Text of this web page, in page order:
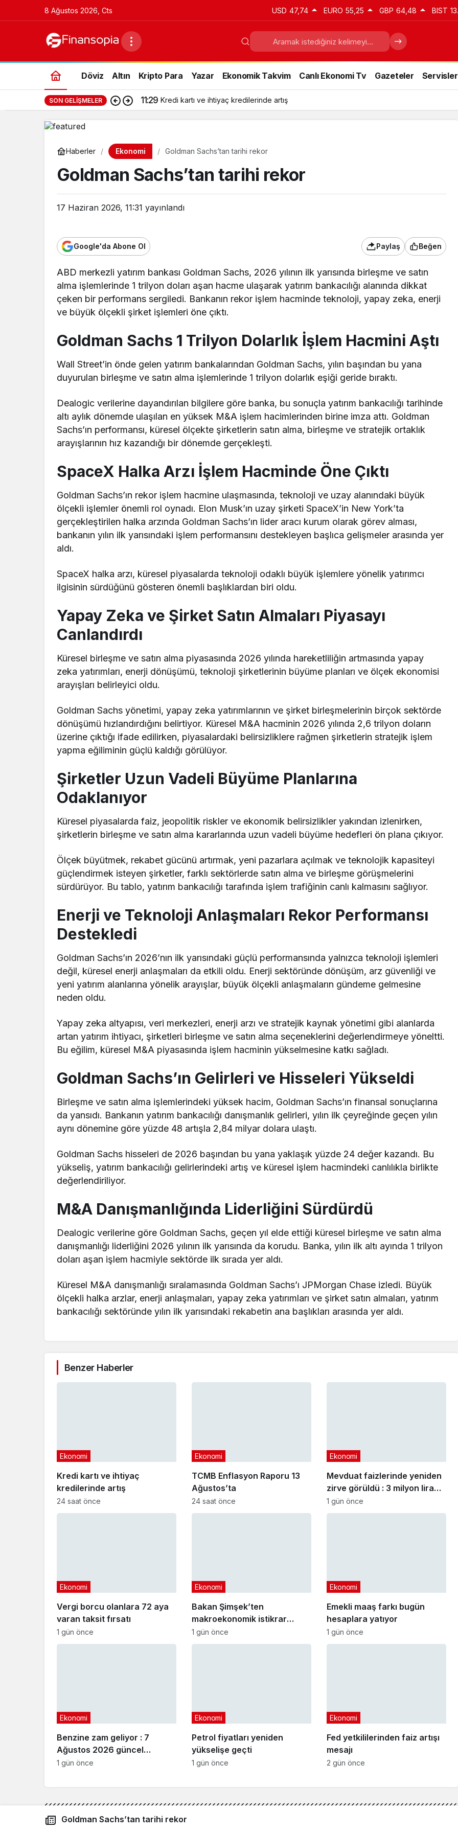
8 Ağustos 2026, Cts USD 47,74 EURO 55,25 GBP 64,48 BIST
Döviz Altın Kripto Para Yazar Ekonomik Takvim Canlı Ekonomi Tv Gazeteler Servisler
SON GELIŞMELER 11:29 Kredi kartı ve ihtiyaç kredilerinde artış
Haberler Ekonomi Goldman Sachs’tan tarihi rekor
Goldman Sachs’tan tarihi rekor
17 Haziran 2026, 11:31 yayınlandı
Google'da Abone Ol Paylaş Beğen
ABD merkezli yatırım bankası Goldman Sachs, 2026 yılının ilk yarısında birleşme ve satın
alma işlemlerinde 1 trilyon doları aşan hacme ulaşarak yatırım bankacılığı alanında dikkat
çeken bir performans sergiledi. Bankanın rekor işlem hacminde teknoloji, yapay zeka, enerji
ve büyük ölçekli şirket işlemleri öne çıktı.
Goldman Sachs 1 Trilyon Dolarlık İşlem Hacmini Aştı
Wall Street’in önde gelen yatırım bankalarından Goldman Sachs, yılın başından bu yana
duyurulan birleşme ve satın alma işlemlerinde 1 trilyon dolarlık eşiği geride bıraktı.
Dealogic verilerine dayandırılan bilgilere göre banka, bu sonuçla yatırım bankacılığı tarihinde
altı aylık dönemde ulaşılan en yüksek M&A işlem hacimlerinden birine imza attı. Goldman
Sachs’ın performansı, küresel ölçekte şirketlerin satın alma, birleşme ve stratejik ortaklık
arayışlarının hız kazandığı bir dönemde gerçekleşti.
SpaceX Halka Arzı İşlem Hacminde Öne Çıktı
Goldman Sachs’ın rekor işlem hacmine ulaşmasında, teknoloji ve uzay alanındaki büyük
ölçekli işlemler önemli rol oynadı. Elon Musk’ın uzay şirketi SpaceX’in New York’ta
gerçekleştirilen halka arzında Goldman Sachs’ın lider aracı kurum olarak görev alması,
bankanın yılın ilk yarısındaki işlem performansını destekleyen başlıca gelişmeler arasında yer
aldı.
SpaceX halka arzı, küresel piyasalarda teknoloji odaklı büyük işlemlere yönelik yatırımcı
ilgisinin sürdüğünü gösteren önemli başlıklardan biri oldu.
Yapay Zeka ve Şirket Satın Almaları Piyasayı
Canlandırdı
Küresel birleşme ve satın alma piyasasında 2026 yılında hareketliliğin artmasında yapay
zeka yatırımları, enerji dönüşümü, teknoloji şirketlerinin büyüme planları ve ölçek ekonomisi
arayışları belirleyici oldu.
Goldman Sachs yönetimi, yapay zeka yatırımlarının ve şirket birleşmelerinin birçok sektörde
dönüşümü hızlandırdığını belirtiyor. Küresel M&A hacminin 2026 yılında 2,6 trilyon doların
üzerine çıktığı ifade edilirken, piyasalardaki belirsizliklere rağmen şirketlerin stratejik işlem
yapma eğiliminin güçlü kaldığı görülüyor.
Şirketler Uzun Vadeli Büyüme Planlarına
Odaklanıyor
Küresel piyasalarda faiz, jeopolitik riskler ve ekonomik belirsizlikler yakından izlenirken,
şirketlerin birleşme ve satın alma kararlarında uzun vadeli büyüme hedefleri ön plana çıkıyor.
Ölçek büyütmek, rekabet gücünü artırmak, yeni pazarlara açılmak ve teknolojik kapasiteyi
güçlendirmek isteyen şirketler, farklı sektörlerde satın alma ve birleşme görüşmelerini
sürdürüyor. Bu tablo, yatırım bankacılığı tarafında işlem trafiğinin canlı kalmasını sağlıyor.
Enerji ve Teknoloji Anlaşmaları Rekor Performansı
Destekledi
Goldman Sachs’ın 2026’nın ilk yarısındaki güçlü performansında yalnızca teknoloji işlemleri
değil, küresel enerji anlaşmaları da etkili oldu. Enerji sektöründe dönüşüm, arz güvenliği ve
yeni yatırım alanlarına yönelik arayışlar, büyük ölçekli anlaşmaların gündeme gelmesine
neden oldu.
Yapay zeka altyapısı, veri merkezleri, enerji arzı ve stratejik kaynak yönetimi gibi alanlarda
artan yatırım ihtiyacı, şirketleri birleşme ve satın alma seçeneklerini değerlendirmeye yöneltti.
Bu eğilim, küresel M&A piyasasında işlem hacminin yükselmesine katkı sağladı.
Goldman Sachs’ın Gelirleri ve Hisseleri Yükseldi
Birleşme ve satın alma işlemlerindeki yüksek hacim, Goldman Sachs’ın finansal sonuçlarına
da yansıdı. Bankanın yatırım bankacılığı danışmanlık gelirleri, yılın ilk çeyreğinde geçen yılın
aynı dönemine göre yüzde 48 artışla 2,84 milyar dolara ulaştı.
Goldman Sachs hisseleri de 2026 başından bu yana yaklaşık yüzde 24 değer kazandı. Bu
yükseliş, yatırım bankacılığı gelirlerindeki artış ve küresel işlem hacmindeki canlılıkla birlikte
değerlendiriliyor.
M&A Danışmanlığında Liderliğini Sürdürdü
Dealogic verilerine göre Goldman Sachs, geçen yıl elde ettiği küresel birleşme ve satın alma
danışmanlığı liderliğini 2026 yılının ilk yarısında da korudu. Banka, yılın ilk altı ayında 1 trilyon
doları aşan işlem hacmiyle sektörde ilk sırada yer aldı.
Küresel M&A danışmanlığı sıralamasında Goldman Sachs’ı JPMorgan Chase izledi. Büyük
ölçekli halka arzlar, enerji anlaşmaları, yapay zeka yatırımları ve şirket satın almaları, yatırım
bankacılığı sektöründe yılın ilk yarısındaki rekabetin ana başlıkları arasında yer aldı.
Goldman Sachs’tan tarihi rekor
Benzer Haberler
Kredi kartı ve ihtiyaç
kredilerinde artış
Ekonomi
24 saat önce
TCMB Enflasyon Raporu 13
Ağustos’ta
Ekonomi
24 saat önce
Mevduat faizlerinde yeniden
zirve görüldü : 3 milyon liranın
aylık getirisi ne kadar oldu?
Ekonomi
1 gün önce
Vergi borcu olanlara 72 aya
varan taksit fırsatı
Ekonomi
1 gün önce
Bakan Şimşek’ten
makroekonomik istikrar
açıklaması
Ekonomi
1 gün önce
Emekli maaş farkı bugün
hesaplara yatıyor
Ekonomi
1 gün önce
Benzine zam geliyor : 7
Ağustos 2026 güncel
akaryakıt fiyatları
Ekonomi
1 gün önce
Petrol fiyatları yeniden
yükselişe geçti
Ekonomi
1 gün önce
Fed yetkililerinden faiz artışı
mesajı
Ekonomi
2 gün önce